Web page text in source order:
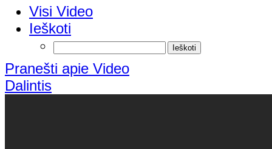
Visi Video
Ieškoti
Pranešti apie Video
Dalintis